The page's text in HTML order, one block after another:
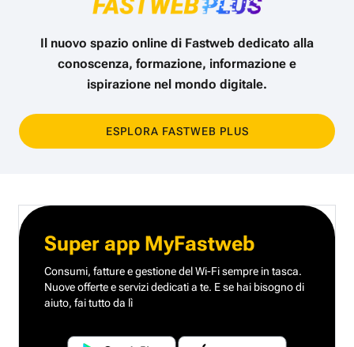
Il nuovo spazio online di Fastweb dedicato alla
conoscenza, formazione, informazione e
ispirazione nel mondo digitale.
ESPLORA FASTWEB PLUS
Super app MyFastweb
Consumi, fatture e gestione del Wi-Fi sempre in tasca.
Nuove offerte e servizi dedicati a te. E se hai bisogno di
aiuto, fai tutto da lì